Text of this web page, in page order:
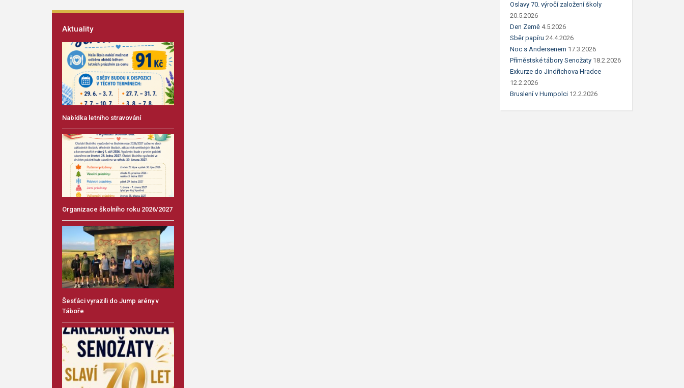
Aktuality
Nabídka letního stravování
Organizace školního roku 2026/2027
Šesťáci vyrazili do Jump arény v
Táboře
Oslavy 70. výročí založení školy
20.5.2026
Den Země 4.5.2026
Sběr papíru 24.4.2026
Noc s Andersenem 17.3.2026
Příměstské tábory Senožaty 18.2.2026
Exkurze do Jindřichova Hradce
12.2.2026
Bruslení v Humpolci 12.2.2026